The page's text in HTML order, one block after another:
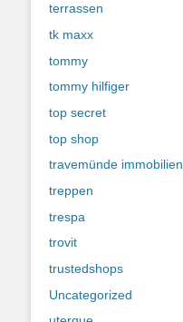
terrassen
tk maxx
tommy
tommy hilfiger
top secret
top shop
travemünde immobilien
treppen
trespa
trovit
trustedshops
Uncategorized